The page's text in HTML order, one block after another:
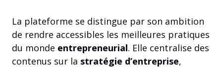
La plateforme se distingue par son ambition
de rendre accessibles les meilleures pratiques
du monde entrepreneurial. Elle centralise des
contenus sur la stratégie d’entreprise,